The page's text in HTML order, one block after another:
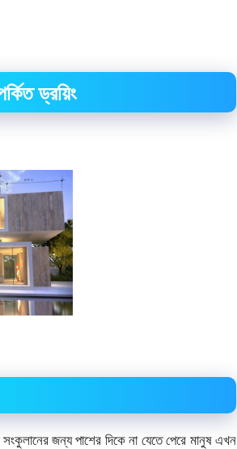
ড্রয়িং
জন্য পাশের দিকে না যেতে পেরে মানুষ এখন